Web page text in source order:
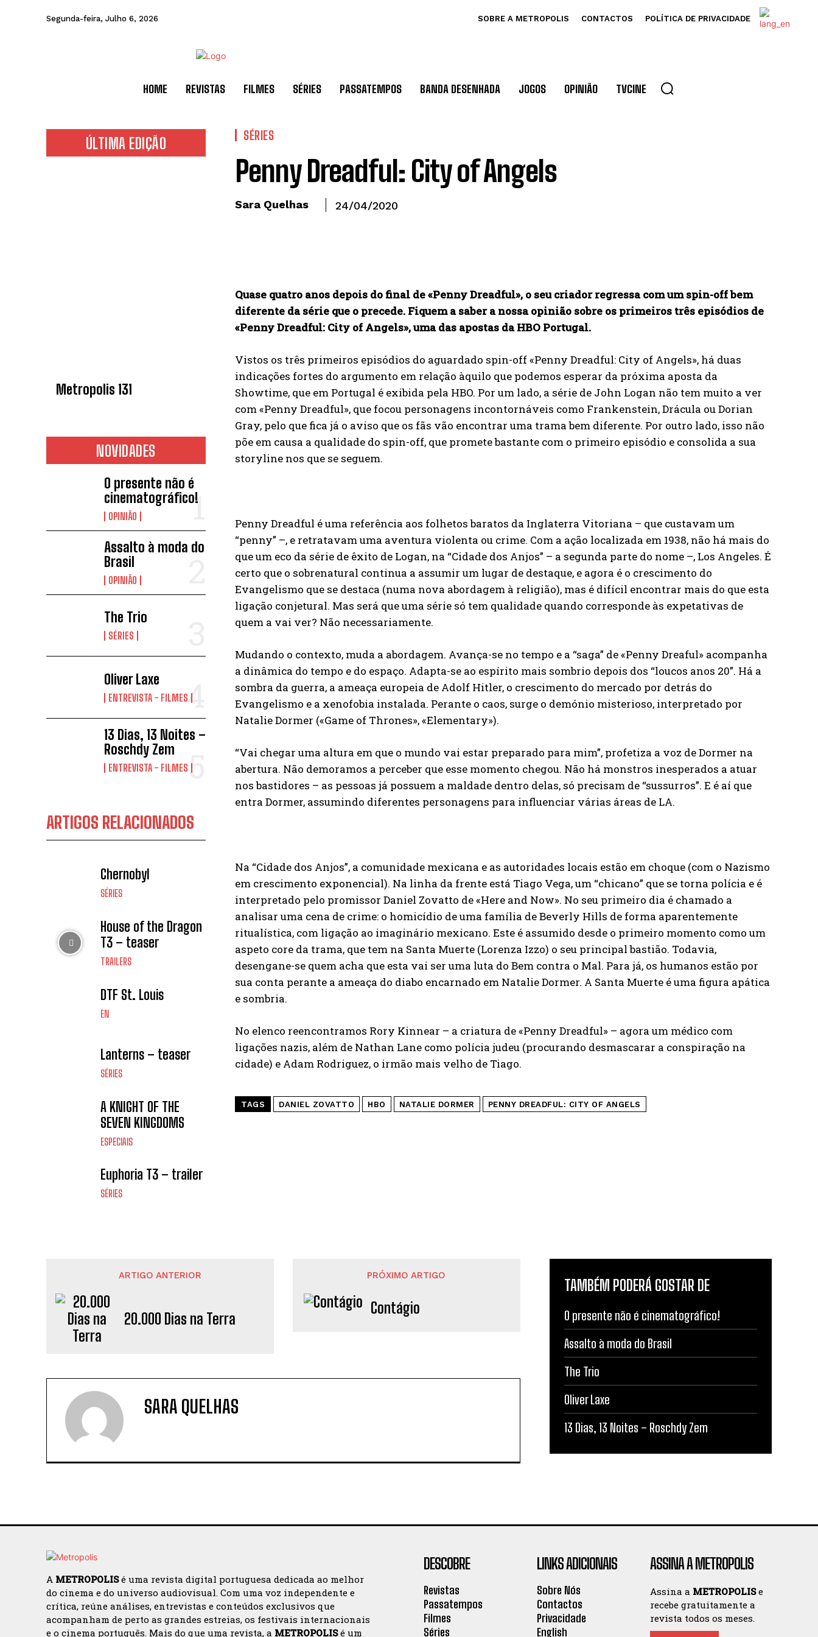
Segunda-feira, Julho 6, 2026 SOBRE A METROPOLIS CONTACTOS POLÍTICA DE PRIVACIDADE
HOME REVISTAS FILMES SÉRIES PASSATEMPOS BANDA DESENHADA JOGOS OPINIÃO TVCINE
ÚLTIMA EDIÇÃO
Metropolis 131
NOVIDADES
O presente não é
cinematográfico!
OPINIÃO
Assalto à moda do
Brasil
OPINIÃO
The Trio
SÉRIES
Oliver Laxe
ENTREVISTA - FILMES
13 Dias, 13 Noites –
Roschdy Zem
ENTREVISTA - FILMES
ARTIGOS RELACIONADOS
Chernobyl
SÉRIES
House of the Dragon
T3 – teaser
TRAILERS
DTF St. Louis
EN
Lanterns – teaser
SÉRIES
A KNIGHT OF THE
SEVEN KINGDOMS
ESPECIAIS
Euphoria T3 – trailer
SÉRIES
SÉRIES
Penny Dreadful: City of Angels
Sara Quelhas 24/04/2020
Quase quatro anos depois do final de «Penny Dreadful», o seu criador regressa com um spin-off bem
diferente da série que o precede. Fiquem a saber a nossa opinião sobre os primeiros três episódios de
«Penny Dreadful: City of Angels», uma das apostas da HBO Portugal.
Vistos os três primeiros episódios do aguardado spin-off «Penny Dreadful: City of Angels», há duas
indicações fortes do argumento em relação àquilo que podemos esperar da próxima aposta da
Showtime, que em Portugal é exibida pela HBO. Por um lado, a série de John Logan não tem muito a ver
com «Penny Dreadful», que focou personagens incontornáveis como Frankenstein, Drácula ou Dorian
Gray, pelo que fica já o aviso que os fãs vão encontrar uma trama bem diferente. Por outro lado, isso não
põe em causa a qualidade do spin-off, que promete bastante com o primeiro episódio e consolida a sua
storyline nos que se seguem.
Penny Dreadful é uma referência aos folhetos baratos da Inglaterra Vitoriana – que custavam um
“penny” –, e retratavam uma aventura violenta ou crime. Com a ação localizada em 1938, não há mais do
que um eco da série de êxito de Logan, na “Cidade dos Anjos” – a segunda parte do nome –, Los Angeles. É
certo que o sobrenatural continua a assumir um lugar de destaque, e agora é o crescimento do
Evangelismo que se destaca (numa nova abordagem à religião), mas é difícil encontrar mais do que esta
ligação conjetural. Mas será que uma série só tem qualidade quando corresponde às expetativas de
quem a vai ver? Não necessariamente.
Mudando o contexto, muda a abordagem. Avança-se no tempo e a “saga” de «Penny Dreaful» acompanha
a dinâmica do tempo e do espaço. Adapta-se ao espírito mais sombrio depois dos “loucos anos 20”. Há a
sombra da guerra, a ameaça europeia de Adolf Hitler, o crescimento do mercado por detrás do
Evangelismo e a xenofobia instalada. Perante o caos, surge o demónio misterioso, interpretado por
Natalie Dormer («Game of Thrones», «Elementary»).
“Vai chegar uma altura em que o mundo vai estar preparado para mim”, profetiza a voz de Dormer na
abertura. Não demoramos a perceber que esse momento chegou. Não há monstros inesperados a atuar
nos bastidores – as pessoas já possuem a maldade dentro delas, só precisam de “sussurros”. E é aí que
entra Dormer, assumindo diferentes personagens para influenciar várias áreas de LA.
Na “Cidade dos Anjos”, a comunidade mexicana e as autoridades locais estão em choque (com o Nazismo
em crescimento exponencial). Na linha da frente está Tiago Vega, um “chicano” que se torna polícia e é
interpretado pelo promissor Daniel Zovatto de «Here and Now». No seu primeiro dia é chamado a
analisar uma cena de crime: o homicídio de uma família de Beverly Hills de forma aparentemente
ritualística, com ligação ao imaginário mexicano. Este é assumido desde o primeiro momento como um
aspeto core da trama, que tem na Santa Muerte (Lorenza Izzo) o seu principal bastião. Todavia,
desengane-se quem acha que esta vai ser uma luta do Bem contra o Mal. Para já, os humanos estão por
sua conta perante a ameaça do diabo encarnado em Natalie Dormer. A Santa Muerte é uma figura apática
e sombria.
No elenco reencontramos Rory Kinnear – a criatura de «Penny Dreadful» – agora um médico com
ligações nazis, além de Nathan Lane como polícia judeu (procurando desmascarar a conspiração na
cidade) e Adam Rodriguez, o irmão mais velho de Tiago.
TAGS DANIEL ZOVATTO HBO NATALIE DORMER PENNY DREADFUL: CITY OF ANGELS
ARTIGO ANTERIOR
20.000 Dias na Terra
PRÓXIMO ARTIGO
Contágio
SARA QUELHAS
TAMBÉM PODERÁ GOSTAR DE
O presente não é cinematográfico!
Assalto à moda do Brasil
The Trio
Oliver Laxe
13 Dias, 13 Noites – Roschdy Zem
A METROPOLISé uma revista digital portuguesa dedicada ao melhor
do cinema e do universo audiovisual. Com uma voz independente e
crítica, reúne análises, entrevistas e conteúdos exclusivos que
acompanham de perto as grandes estreias, os festivais internacionais
e o cinema português. Mais do que uma revista, a METROPOLISé um
DESCOBRE
Revistas
Passatempos
Filmes
Séries
LINKS ADICIONAIS
Sobre Nós
Contactos
Privacidade
English
ASSINA A METROPOLIS
Assina a METROPOLISe
recebe gratuitamente a
revista todos os meses.